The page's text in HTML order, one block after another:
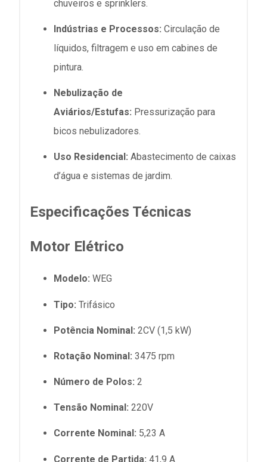
chuveiros e sprinklers.
Indústrias e Processos: Circulação de
líquidos, filtragem e uso em cabines de
pintura.
Nebulização de
Aviários/Estufas: Pressurização para
bicos nebulizadores.
Uso Residencial: Abastecimento de caixas
d’água e sistemas de jardim.
Especificações Técnicas
Motor Elétrico
Modelo: WEG
Tipo: Trifásico
Potência Nominal: 2CV (1,5 kW)
Rotação Nominal: 3475 rpm
Número de Polos: 2
Tensão Nominal: 220V
Corrente Nominal: 5,23 A
Corrente de Partida: 41,9 A